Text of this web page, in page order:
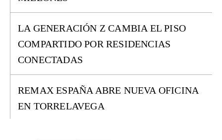
LA GENERACIÓN Z CAMBIA EL PISO
COMPARTIDO POR RESIDENCIAS
CONECTADAS
REMAX ESPAÑA ABRE NUEVA OFICINA
EN TORRELAVEGA